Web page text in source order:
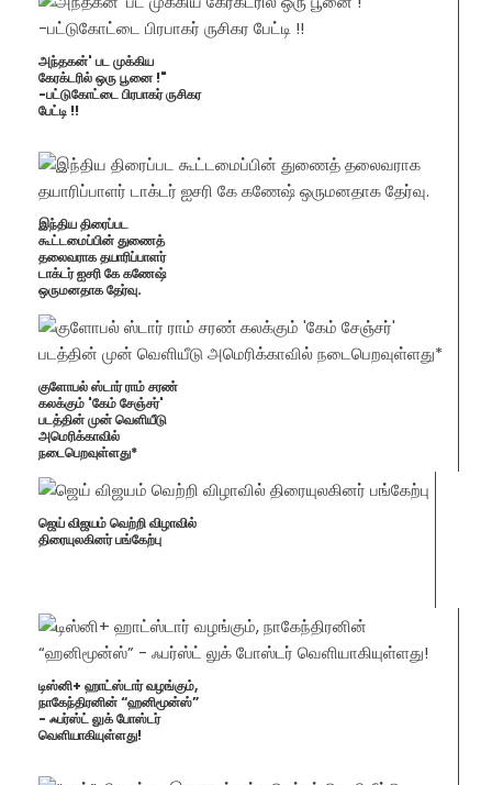
அந்தகன்' பட முக்கிய
கேரக்டரில் ஒரு பூனை !"
-பட்டுகோட்டை பிரபாகர் ருசிகர
பேட்டி !!
இந்திய திரைப்பட
கூட்டமைப்பின் துணைத்
தலைவராக தயாரிப்பாளர்
டாக்டர் ஐசரி கே கணேஷ்
ஒருமனதாக தேர்வு.
குளோபல் ஸ்டார் ராம் சரண்
கலக்கும் 'கேம் சேஞ்சர்'
படத்தின் முன் வெளியீடு
அமெரிக்காவில்
நடைபெறவுள்ளது*
ஜெய் விஜயம் வெற்றி விழாவில்
திரையுலகினர் பங்கேற்பு
டிஸ்னி+ ஹாட்ஸ்டார் வழங்கும்,
நாகேந்திரனின் “ஹனிமூன்ஸ்”
- ஃபர்ஸ்ட் லுக் போஸ்டர்
வெளியாகியுள்ளது!